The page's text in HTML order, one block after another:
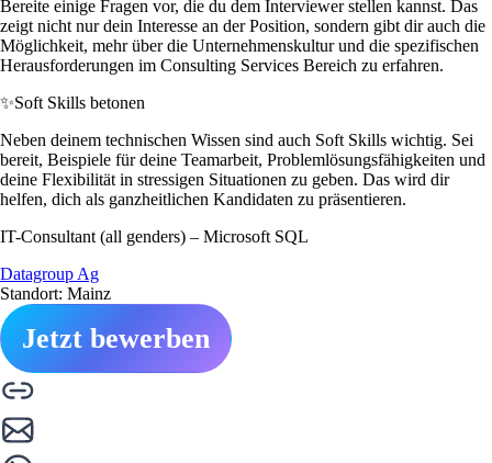
Bereite einige Fragen vor, die du dem Interviewer stellen kannst. Das
zeigt nicht nur dein Interesse an der Position, sondern gibt dir auch die
Möglichkeit, mehr über die Unternehmenskultur und die spezifischen
Herausforderungen im Consulting Services Bereich zu erfahren.
✨Soft Skills betonen
Neben deinem technischen Wissen sind auch Soft Skills wichtig. Sei
bereit, Beispiele für deine Teamarbeit, Problemlösungsfähigkeiten und
deine Flexibilität in stressigen Situationen zu geben. Das wird dir
helfen, dich als ganzheitlichen Kandidaten zu präsentieren.
IT-Consultant (all genders) – Microsoft SQL
Datagroup Ag
Standort: Mainz
Jetzt bewerben